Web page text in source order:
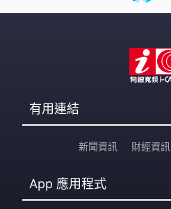
有用連結
新聞資訊 財經資訊
App 應用程式